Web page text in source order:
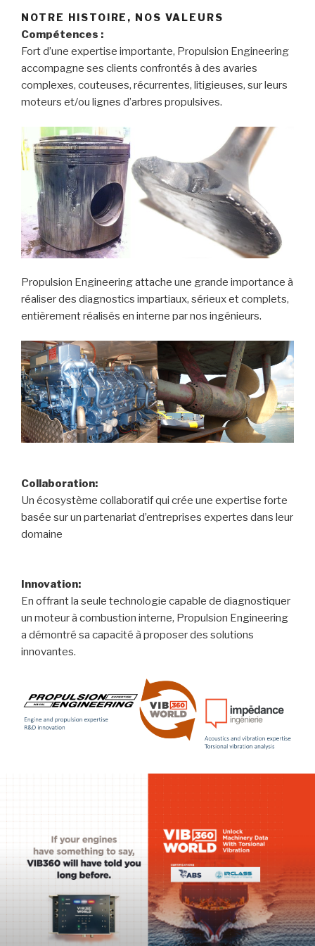
NOTRE HISTOIRE, NOS VALEURS
Compétences :
Fort d’une expertise importante, Propulsion Engineering
accompagne ses clients confrontés à des avaries
complexes, couteuses, récurrentes, litigieuses, sur leurs
moteurs et/ou lignes d’arbres propulsives.
Propulsion Engineering attache une grande importance à
réaliser des diagnostics impartiaux, sérieux et complets,
entièrement réalisés en interne par nos ingénieurs.
Collaboration:
Un écosystème collaboratif qui crée une expertise forte
basée sur un partenariat d’entreprises expertes dans leur
domaine
Innovation:
En offrant la seule technologie capable de diagnostiquer
un moteur à combustion interne, Propulsion Engineering
a démontré sa capacité à proposer des solutions
innovantes.